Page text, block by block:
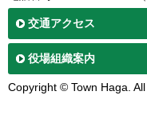
交通アクセス
役場組織案内
Copyright © Town Haga.